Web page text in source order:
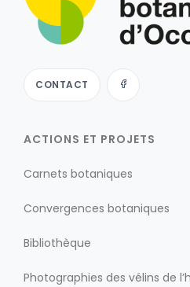
CONTACT
ACTIONS ET PROJETS
Carnets botaniques
Convergences botaniques
Bibliothèque
Photographies des vélins de